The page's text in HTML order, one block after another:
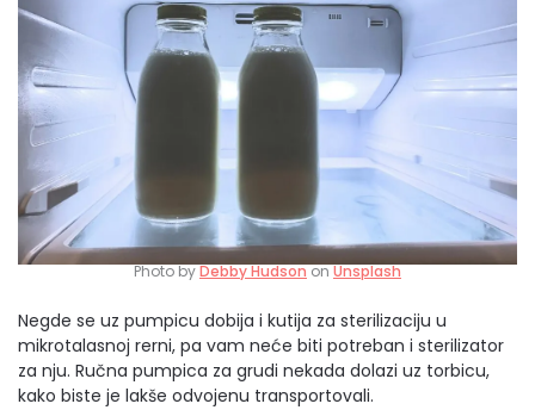
Photo byDebby HudsononUnsplash
Negde se uz pumpicu dobija i kutija za sterilizaciju u
mikrotalasnoj rerni, pa vam neće biti potreban i sterilizator
za nju. Ručna pumpica za grudi nekada dolazi uz torbicu,
kako biste je lakše odvojenu transportovali.